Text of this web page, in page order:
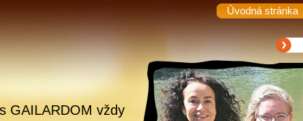
Úvodná stránka
GAILARDOM vždy